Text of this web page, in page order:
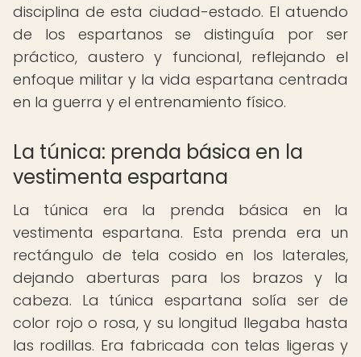
disciplina de esta ciudad-estado. El atuendo
de los espartanos se distinguía por ser
práctico, austero y funcional, reflejando el
enfoque militar y la vida espartana centrada
en la guerra y el entrenamiento físico.
La túnica: prenda básica en la
vestimenta espartana
La túnica era la prenda básica en la
vestimenta espartana. Esta prenda era un
rectángulo de tela cosido en los laterales,
dejando aberturas para los brazos y la
cabeza. La túnica espartana solía ser de
color rojo o rosa, y su longitud llegaba hasta
las rodillas. Era fabricada con telas ligeras y